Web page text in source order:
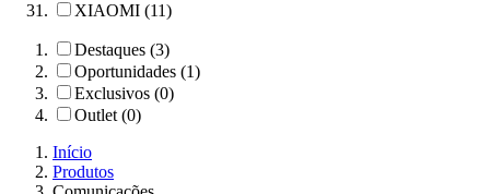
XIAOMI (11)
Destaques (3)
Oportunidades (1)
Exclusivos (0)
Outlet (0)
Início
Produtos